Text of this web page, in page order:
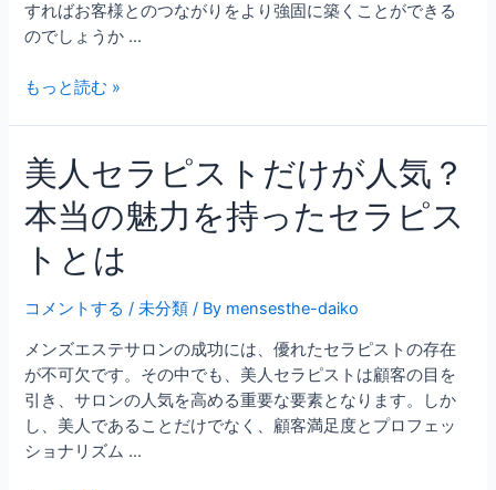
すればお客様とのつながりをより強固に築くことができる
のでしょうか …
もっと読む »
美人セラピストだけが人気？
本当の魅力を持ったセラピス
トとは
コメントする /未分類 / By mensesthe-daiko
メンズエステサロンの成功には、優れたセラピストの存在
が不可欠です。その中でも、美人セラピストは顧客の目を
引き、サロンの人気を高める重要な要素となります。しか
し、美人であることだけでなく、顧客満足度とプロフェッ
ショナリズム …